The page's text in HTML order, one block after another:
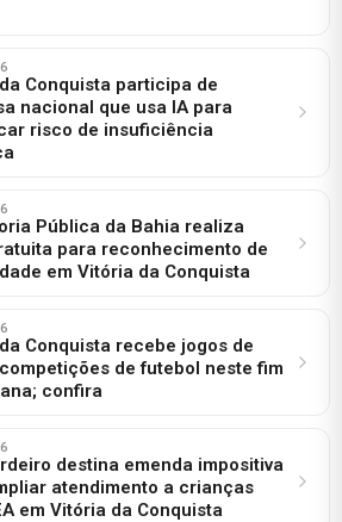
Conquista participa de
nacional que usa IA para
risco de insuficiência
Pública da Bahia realiza
para reconhecimento de
em Vitória da Conquista
Conquista recebe jogos de
de futebol neste fim
confira
destina emenda impositiva
atendimento a crianças
em Vitória da Conquista